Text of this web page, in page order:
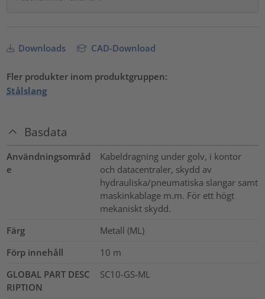
Downloads CAD-Download
Fler produkter inom produktgruppen:
Stålslang
Basdata
Användningsområd
e
Kabeldragning under golv, i kontor
och datacentraler, skydd av
hydrauliska/pneumatiska slangar samt
maskinkablage m.m. För ett högt
mekaniskt skydd.
Färg
Metall (ML)
Förp innehåll
10 m
GLOBAL PART DESC
RIPTION
SC10-GS-ML